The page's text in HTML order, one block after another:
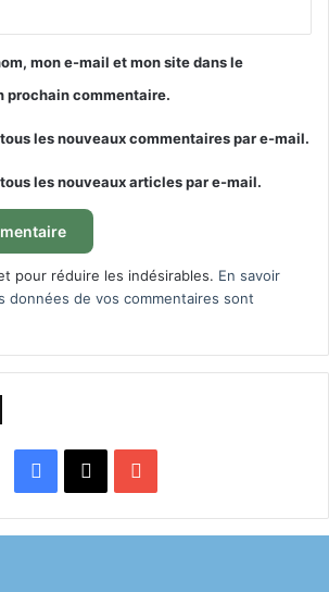
mon e-mail et mon site dans le
prochain commentaire.
les nouveaux commentaires par e-mail.
les nouveaux articles par e-mail.
pour réduire les indésirables. En savoir
données de vos commentaires sont
Facebook
X